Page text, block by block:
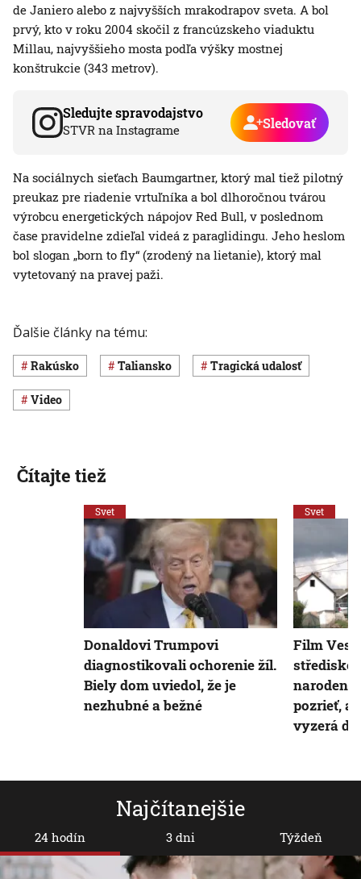
de Janiero alebo z najvyšších mrakodrapov sveta. A bol
prvý, kto v roku 2004 skočil z francúzskeho viaduktu
Millau, najvyššieho mosta podľa výšky mostnej
konštrukcie (343 metrov).
Sledujte spravodajstvo
STVR na Instagrame Sledovať
Na sociálnych sieťach Baumgartner, ktorý mal tiež pilotný
preukaz pre riadenie vrtuľníka a bol dlhoročnou tvárou
výrobcu energetických nápojov Red Bull, v poslednom
čase pravidelne zdieľal videá z paraglidingu. Jeho heslom
bol slogan „born to fly“ (zrodený na lietanie), ktorý mal
vytetovaný na pravej paži.
Ďalšie články na tému:
Rakúsko Taliansko Tragická udalosť
Video
Najčítanejšie
24 hodín 3 dni Týždeň
Čítajte tiež
Svet
Donaldovi Trumpovi
diagnostikovali ochorenie žíl.
Biely dom uviedol, že je
nezhubné a bežné
Svet
Film
pozrieť,
vyzerá